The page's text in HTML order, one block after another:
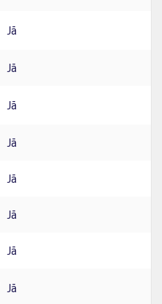
Jā
Jā
Jā
Jā
Jā
Jā
Jā
Jā